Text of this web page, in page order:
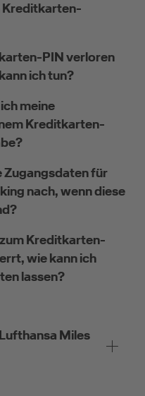
Kreditkarten-
PIN verloren
ich tun?
meine
Kreditkarten-
Zugangsdaten für
nach, wenn diese
Kreditkarten-
wie kann ich
lassen?
Miles
(inkl. GbR),